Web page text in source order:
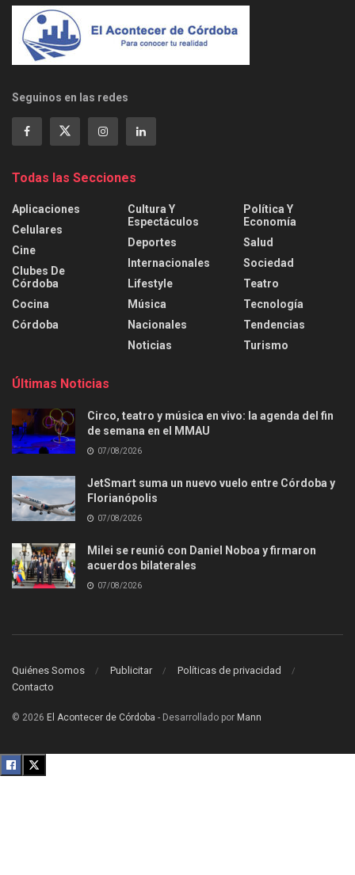
Seguinos en las redes
Todas las Secciones
Aplicaciones
Celulares
Cine
Clubes De
Córdoba
Cocina
Córdoba
Cultura Y
Espectáculos
Deportes
Internacionales
Lifestyle
Música
Nacionales
Noticias
Política Y
Economía
Salud
Sociedad
Teatro
Tecnología
Tendencias
Turismo
Últimas Noticias
Circo, teatro y música en vivo: la agenda del fin
de semana en el MMAU
07/08/2026
JetSmart suma un nuevo vuelo entre Córdoba y
Florianópolis
07/08/2026
Milei se reunió con Daniel Noboa y firmaron
acuerdos bilaterales
07/08/2026
Quiénes Somos Publicitar
Políticas de privacidad
Contacto
© 2026 El Acontecer de Córdoba - Desarrollado por Mann